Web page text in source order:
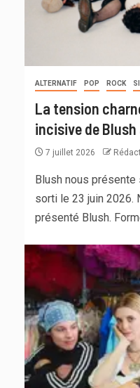
ALTERNATIF POP ROCK
La tension
incisive de Blush
7 juillet 2026
Blush nous présente
sorti le 23 juin 2026.
présenté Blush.